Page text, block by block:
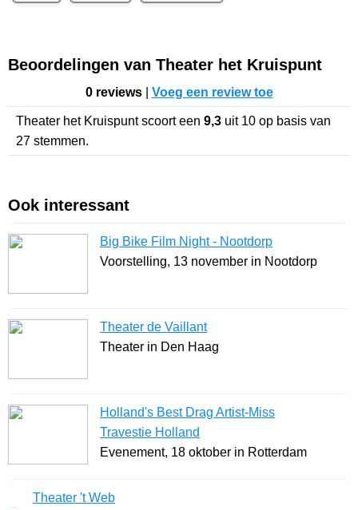
Beoordelingen van Theater het Kruispunt
0 reviews| Voeg een review toe
Theater het Kruispuntscoort een 9,3 uit 10 op basis van
27 stemmen.
Ook interessant
Big Bike Film Night - Nootdorp
Voorstelling, 13 november in Nootdorp
Theater de Vaillant
Theater in Den Haag
Holland's Best Drag Artist-Miss
Travestie Holland
Evenement, 18 oktober in Rotterdam
Theater 't Web